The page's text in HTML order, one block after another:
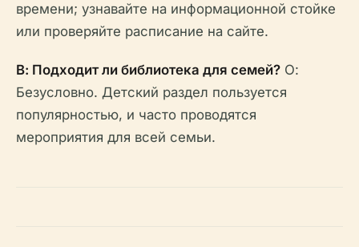
времени; узнавайте на информационной стойке
или проверяйте расписание на сайте.
В: Подходит ли библиотека для семей? О:
Безусловно. Детский раздел пользуется
популярностью, и часто проводятся
мероприятия для всей семьи.